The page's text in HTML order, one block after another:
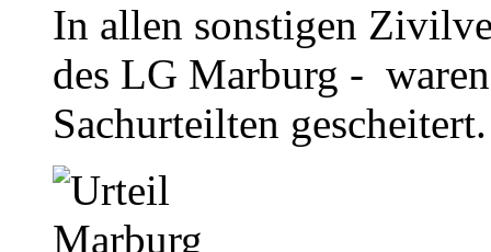
In allen sonstigen
des LG Marburg -
Sachurteilten gescheitert.